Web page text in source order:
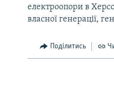
електроопори в
власної генерації,
Поділитись